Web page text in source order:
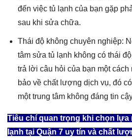
đến việc tủ lạnh của bạn gặp
sau khi sửa chữa.
Thái độ không chuyên nghiệp:
tâm sửa tủ lạnh không có thái
trả lời câu hỏi của bạn một cách
bảo về chất lượng dịch vụ, đó
một trung tâm không đáng tin
Tiêu chí quan trọng khi chọn lựa
lạnh tại Quận 7 uy tín và chất